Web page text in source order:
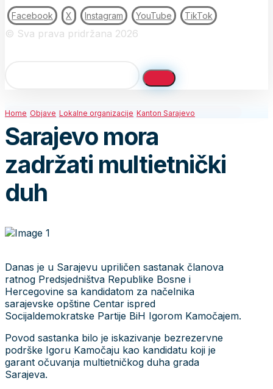
Facebook X Instagram YouTube TikTok
© Sva prava pridržana 2026
Home Objave Lokalne organizacije Kanton Sarajevo
Sarajevo mora
zadržati multietnički
duh
Danas je u Sarajevu upriličen sastanak članova
ratnog Predsjedništva Republike Bosne i
Hercegovine sa kandidatom za načelnika
sarajevske opštine Centar ispred
Socijaldemokratske Partije BiH Igorom Kamočajem.
Povod sastanka bilo je iskazivanje bezrezervne
podrške Igoru Kamočaju kao kandidatu koji je
garant očuvanja multietničkog duha grada
Sarajeva.